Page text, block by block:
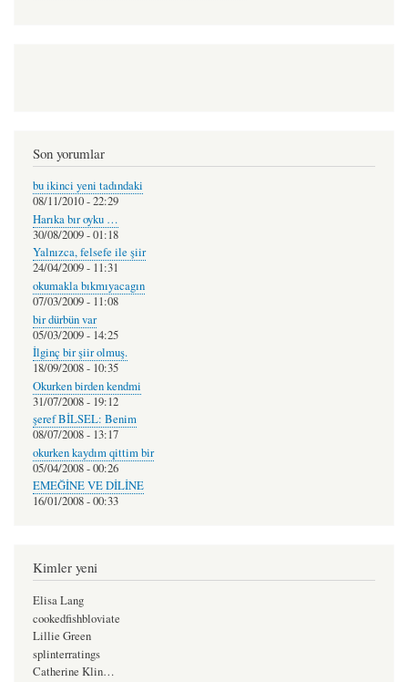
Son yorumlar
bu ikinci yeni tadındaki
08/11/2010 - 22:29
Harıka bır oyku …
30/08/2009 - 01:18
Yalnızca, felsefe ile şiir
24/04/2009 - 11:31
okumakla bıkmıyacagın
07/03/2009 - 11:08
bir dürbün var
05/03/2009 - 14:25
İlginç bir şiir olmuş.
18/09/2008 - 10:35
Okurken birden kendmi
31/07/2008 - 19:12
şeref BİLSEL: Benim
08/07/2008 - 13:17
okurken kaydım qittim bir
05/04/2008 - 00:26
EMEĞİNE VE DİLİNE
16/01/2008 - 00:33
Kimler yeni
Elisa Lang
cookedfishbloviate
Lillie Green
splinterratings
Catherine Klin…